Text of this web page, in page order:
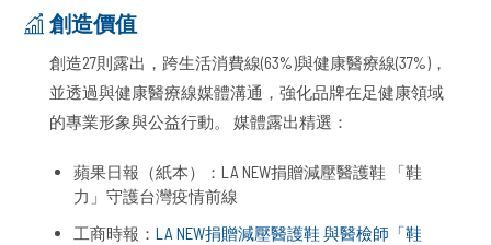
創造價值
創造27則露出，跨生活消費線(63%)與健康醫療線(37%)，
並透過與健康醫療線媒體溝通，強化品牌在足健康領域
的專業形象與公益行動。 媒體露出精選：
蘋果日報（紙本）：LA NEW捐贈減壓醫護鞋 「鞋
力」守護台灣疫情前線
工商時報：LA NEW捐贈減壓醫護鞋 與醫檢師「鞋